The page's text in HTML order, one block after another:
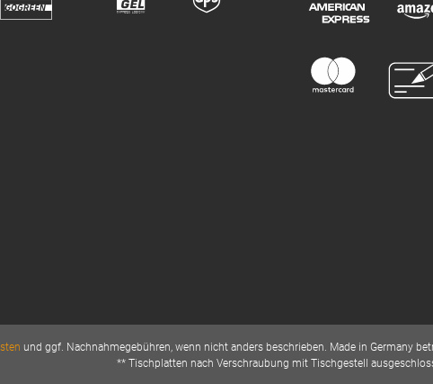
und ggf. Nachnahmegebühren, wenn nicht anders beschrieben. Made in Germany
** Tischplatten nach Verschraubung mit Tischgestell